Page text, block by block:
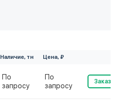
Наличие, тн Цена, ₽
По
запросу
По
запросу